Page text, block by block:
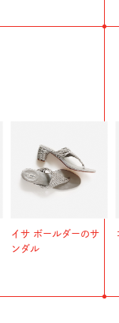
イサ ボールダーのサ
ンダル